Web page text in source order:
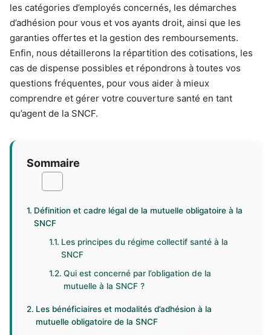
les catégories d’employés concernés, les démarches
d’adhésion pour vous et vos ayants droit, ainsi que les
garanties offertes et la gestion des remboursements.
Enfin, nous détaillerons la répartition des cotisations, les
cas de dispense possibles et répondrons à toutes vos
questions fréquentes, pour vous aider à mieux
comprendre et gérer votre couverture santé en tant
qu’agent de la SNCF.
Sommaire
Définition et cadre légal de la mutuelle obligatoire à la
SNCF
Les principes du régime collectif santé à la
SNCF
Qui est concerné par l’obligation de la
mutuelle à la SNCF ?
Les bénéficiaires et modalités d’adhésion à la
mutuelle obligatoire de la SNCF